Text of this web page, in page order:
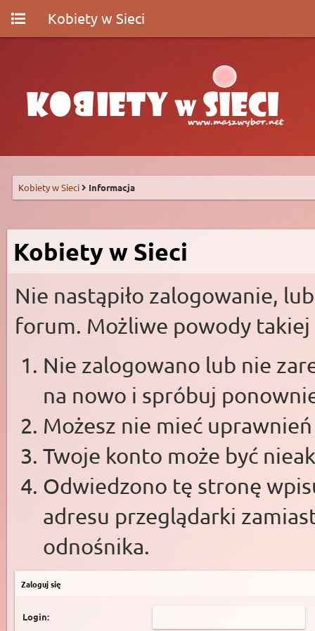
Kobiety w Sieci
Kobiety w Sieci Informacja
Kobiety w Sieci
Nie nastąpiło zalogowanie,
forum. Możliwe powody takiej
Nie zalogowano lub nie
na nowo i spróbuj
Możesz nie mieć
Twoje konto może być
Odwiedzono tę stronę
adresu przeglądarki
odnośnika.
Zaloguj się
Login: